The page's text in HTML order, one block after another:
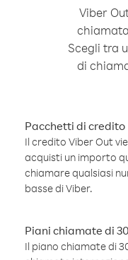
Viber
Scegli tra
di
Pacchetti di credito
Il credito Viber Out
acquisti un importo
chiamare qualsiasi
basse di Viber.
Piani chiamate di
Il piano chiamate di